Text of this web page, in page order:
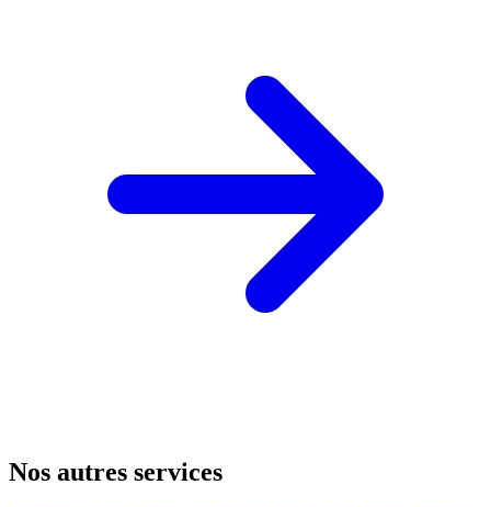
Nos autres services